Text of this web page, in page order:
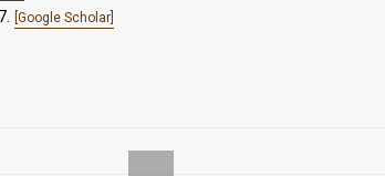
[Google Scholar]